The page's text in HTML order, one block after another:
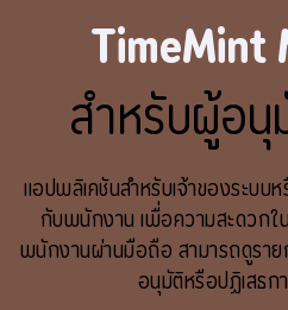
TimeMint
สำหรับผู้อ
แอปพลิเคชันสำหรับเจ้าของระบ
กับพนักงาน เพื่อความสะดวก
พนักงานผ่านมือถือ สามารถดูรา
อนุมัติหรือปฏิเสธก